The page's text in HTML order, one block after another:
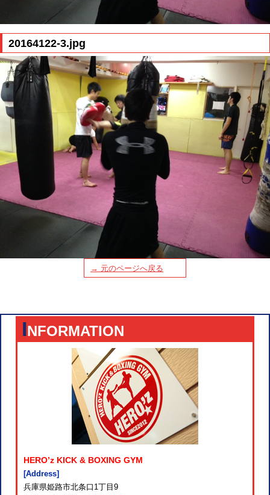
20164122-3.jpg
→ 元のページへ戻る
INFORMATION
HERO’z KICK & BOXING GYM
[Address]
兵庫県姫路市北条口1丁目9